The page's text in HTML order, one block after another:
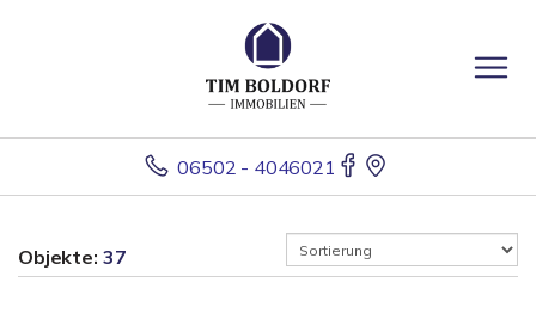
06502 - 4046021
Objekte: 37